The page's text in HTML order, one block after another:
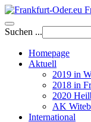
Suchen ...
Homepage
Aktuell
2019 in
2018 in
2020
AK
International